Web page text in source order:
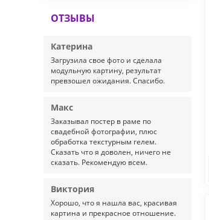
ОТЗЫВЫ
Катерина
Загрузила свое фото и сделала
модульную картину, результат
превзошел ожидания. Спасибо.
Макс
Заказывал постер в раме по
свадебной фотографии, плюс
обработка текстурным гелем.
Сказать что я доволен, ничего не
сказать. Рекомендую всем.
Виктория
Хорошо, что я нашла вас, красивая
картина и прекрасное отношение.